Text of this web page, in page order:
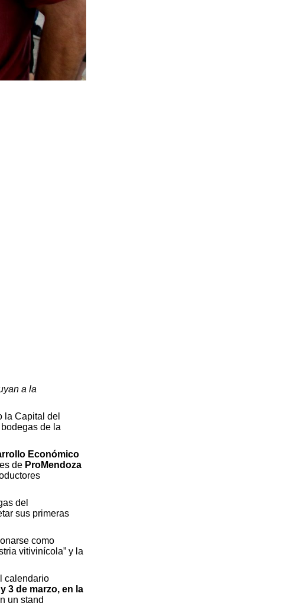
a la
la Capital del
de la
Económico
de ProMendoza
del
sus primeras
como
vitivinícola” y la
calendario
3 de marzo, en la
un stand